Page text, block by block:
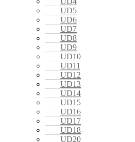
UD5
UD6
UD7
UD8
UD9
UD10
UD11
UD12
UD13
UD14
UD15
UD16
UD17
UD18
UD20